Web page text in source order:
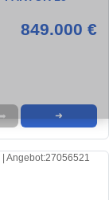
849.000 €
➜